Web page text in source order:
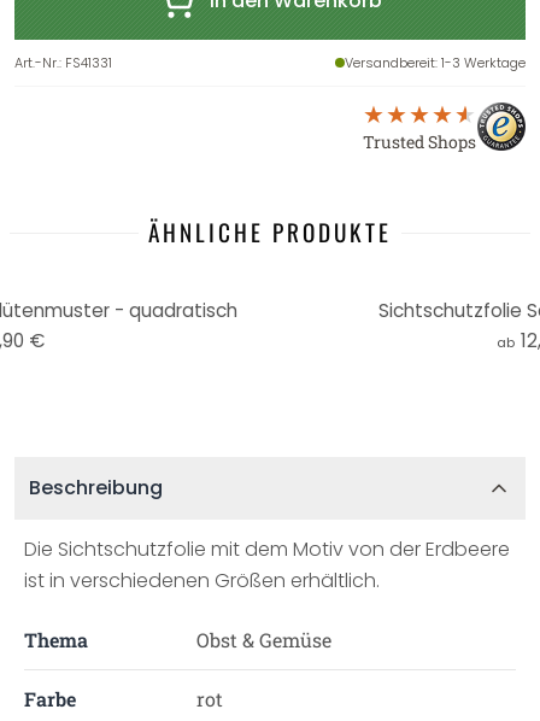
Art.-Nr.: FS41331 Versandbereit: 1-3 Werktage
Trusted Shops
ÄHNLICHE PRODUKTE
- quadratisch
€
Sichtschutzfolie
ab
Beschreibung
Die Sichtschutzfolie mit dem Motiv von der Erdbeere
ist in verschiedenen Größen erhältlich.
Thema Obst & Gemüse
Farbe rot